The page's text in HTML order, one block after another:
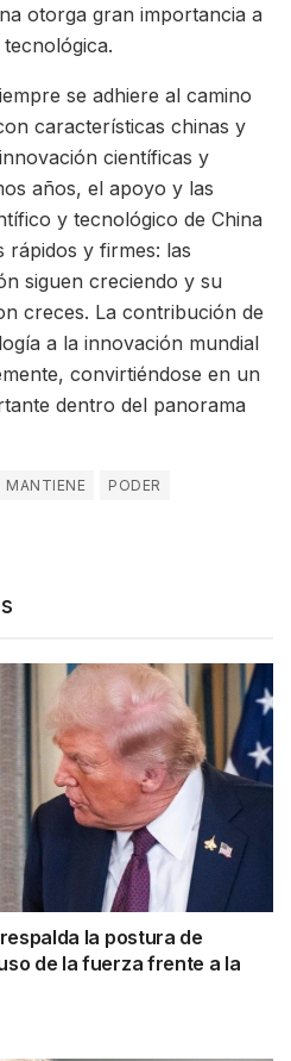
otorga gran importancia a
se adhiere al camino
características chinas y
científicas y
años, el apoyo y las
y tecnológico de China
rápidos y firmes: las
siguen creciendo y su
creces. La contribución de
a la innovación mundial
convirtiéndose en un
dentro del panorama
MANTIENE
PODER
la postura de
de la fuerza frente a la